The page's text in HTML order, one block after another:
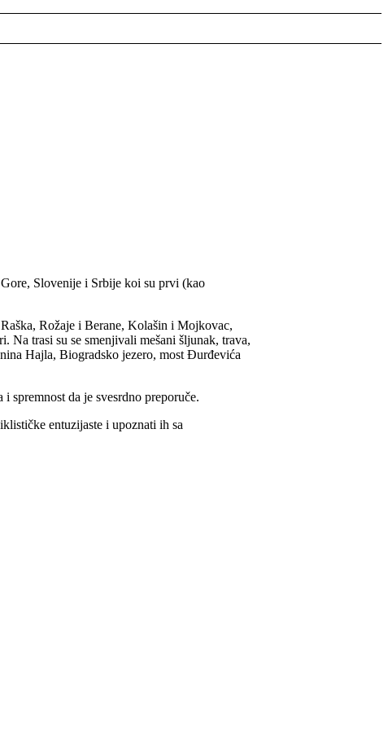
Slovenije i Srbije koi su prvi (kao
Rožaje i Berane, Kolašin i Mojkovac,
trasi su se smenjivali mešani šljunak, trava,
Hajla, Biogradsko jezero, most Đurđevića
spremnost da je svesrdno preporuče.
entuzijaste i upoznati ih sa